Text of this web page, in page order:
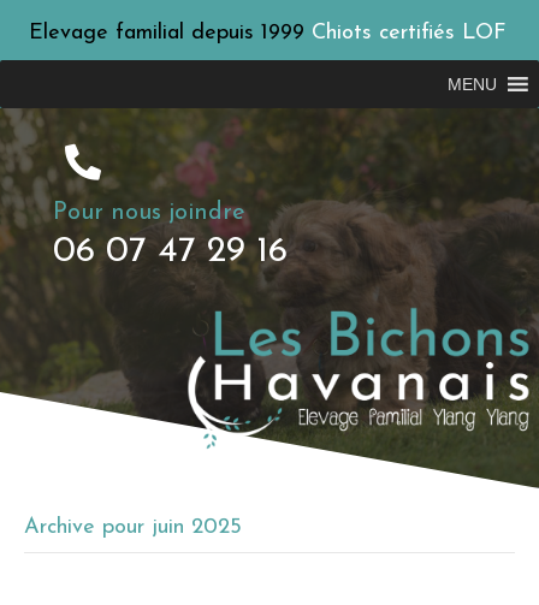
Elevage familial depuis 1999 Chiots certifiés LOF
MENU
Pour nous joindre
06 07 47 29 16
Archive pour juin 2025